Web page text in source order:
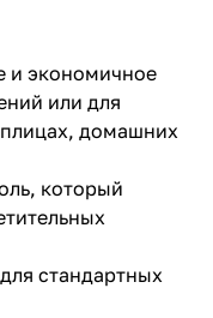
и экономичное
или для
домашних
который
стандартных